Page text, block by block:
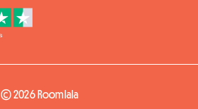
© 2026 Roomlala